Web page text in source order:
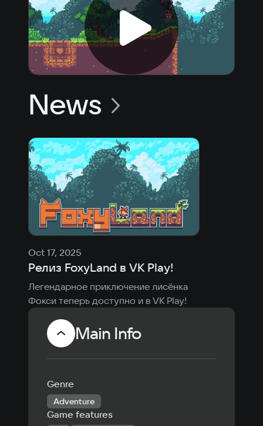
News
Oct 17, 2025
Релиз FoxyLand в VK Play!
Легендарное приключение лисёнка
Фокси теперь доступно и в VK Play!
Main Info
Genre
Adventure
Game features